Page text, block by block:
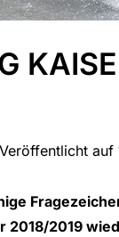
Veröffentlicht auf
2018/2019